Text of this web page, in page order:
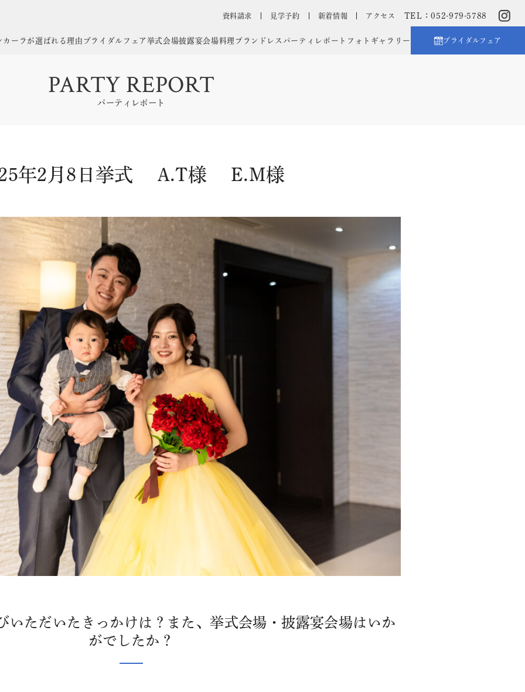
資料請求 見学予約 新着情報 アクセス TEL：052-979-5788
カーラが選ばれる理由 ブライダルフェア挙式会場披露宴会場料理 プラン ドレス パーティレポート フォトギャラリー ブライダルフェア
PARTY REPORT
パーティレポート
年2月8日挙式 A.T様 E.M様
いただいたきっかけは？また、挙式会場・披露宴会場はいか
がでしたか？